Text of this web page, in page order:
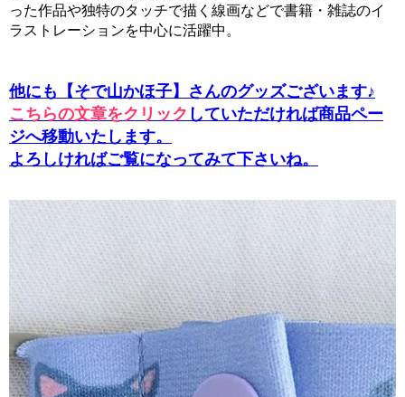
った作品や独特のタッチで描く線画などで書籍・雑誌のイ
ラストレーションを中心に活躍中。
他にも【そで山かほ子】さんのグッズございます♪
こちらの文章をクリック していただければ商品ペー
ジへ移動いたします。
よろしければご覧になってみて下さいね。